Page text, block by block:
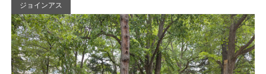
ジョインアス